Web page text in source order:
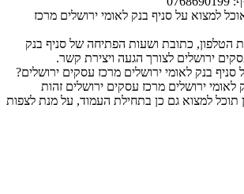
למצוא על סניף בנק לאומי ירושלים מרכז
הטלפון, כתובת ושעות הפתיחה של סניף בנק
ירושלים לצורך הגעה ויצירת קשר.
בנק לאומי ירושלים מרכז עסקים ירושלים?
ירושלים מרכז עסקים ירושלים זהות
תוכל למצוא גם כן בתחילת העמוד, על מנת לצפות